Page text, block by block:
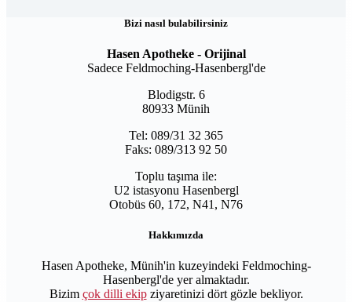
Bizi nasıl bulabilirsiniz
Hasen Apotheke - Orijinal
Sadece Feldmoching-Hasenbergl'de
Blodigstr. 6
80933 Münih
Tel: 089/31 32 365
Faks: 089/313 92 50
Toplu taşıma ile:
U2 istasyonu Hasenbergl
Otobüs 60, 172, N41, N76
Hakkımızda
Hasen Apotheke, Münih'in kuzeyindeki Feldmoching-
Hasenbergl'de yer almaktadır.
Bizim çok dilli ekipziyaretinizi dört gözle bekliyor.